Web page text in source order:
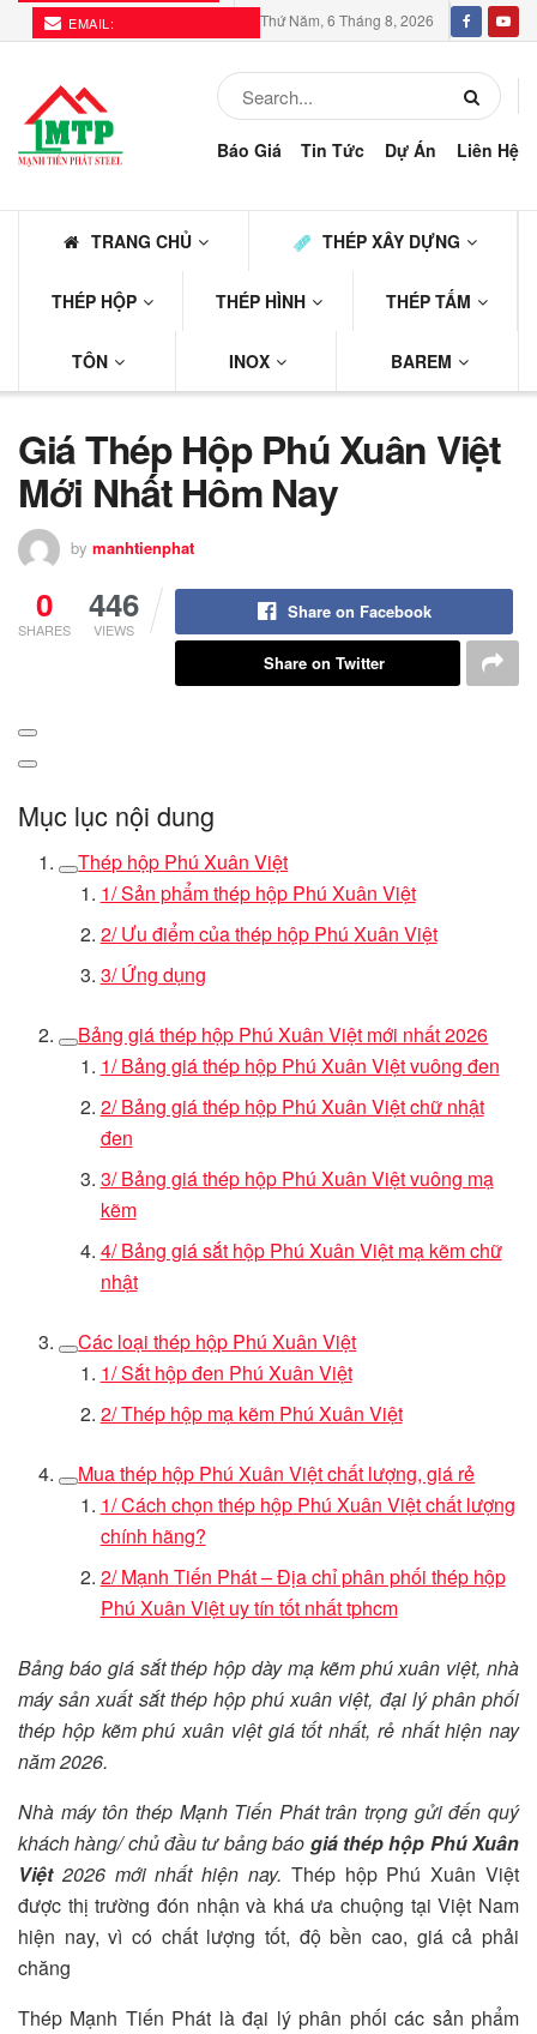
EMAIL:
Thứ Năm, 6 Tháng 8, 2026
Báo Giá Tin Tức Dự Án Liên Hệ
TRANG CHỦ THÉP XÂY DỰNG
THÉP HỘP THÉP HÌNH THÉP TẤM
TÔN INOX BAREM
Giá Thép Hộp Phú Xuân Việt
Mới Nhất Hôm Nay
by manhtienphat
0
SHARES
446
VIEWS
Share on Facebook
Share on Twitter
Mục lục nội dung
Thép hộp Phú Xuân Việt
1/ Sản phẩm thép hộp Phú Xuân Việt
2/ Ưu điểm của thép hộp Phú Xuân Việt
3/ Ứng dụng
Bảng giá thép hộp Phú Xuân Việt mới nhất 2026
1/ Bảng giá thép hộp Phú Xuân Việt vuông đen
2/ Bảng giá thép hộp Phú Xuân Việt chữ nhật
đen
3/ Bảng giá thép hộp Phú Xuân Việt vuông mạ
kẽm
4/ Bảng giá sắt hộp Phú Xuân Việt mạ kẽm chữ
nhật
Các loại thép hộp Phú Xuân Việt
1/ Sắt hộp đen Phú Xuân Việt
2/ Thép hộp mạ kẽm Phú Xuân Việt
Mua thép hộp Phú Xuân Việt chất lượng, giá rẻ
1/ Cách chọn thép hộp Phú Xuân Việt chất lượng
chính hãng?
2/ Mạnh Tiến Phát – Địa chỉ phân phối thép hộp
Phú Xuân Việt uy tín tốt nhất tphcm
Bảng báo giá sắt thép hộp dày mạ kẽm phú xuân việt, nhà
máy sản xuất sắt thép hộp phú xuân việt, đại lý phân phối
thép hộp kẽm phú xuân việt giá tốt nhất, rẻ nhất hiện nay
năm 2026.
Nhà máy tôn thép Mạnh Tiến Phát trân trọng gửi đến quý
khách hàng/ chủ đầu tưbảng báo giá thép hộp Phú Xuân
Việt2026 mới nhất hiện nay. Thép hộp Phú Xuân Việt
được thị trường đón nhận và khá ưa chuộng tại Việt Nam
hiện nay, vì có chất lượng tốt, độ bền cao, giá cả phải
chăng
Thép Mạnh Tiến Phát là đại lý phân phối các sản phẩm